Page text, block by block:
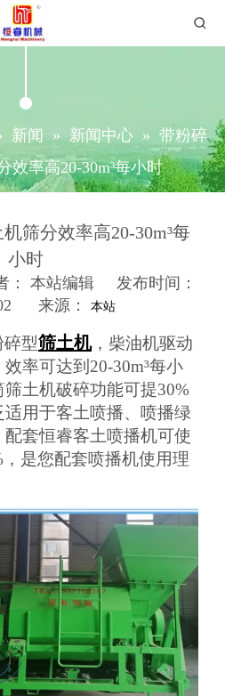
新闻 » 新闻中心 » 带粉碎
效率高20-30m³每小时
筛分效率高20-30m³每
小时
本站编辑 发布时间：
02 来源：
本站
型筛土机，柴油机驱动
率可达到 20-30m³每小
土机破碎功能可提30%
用于客土喷播、喷播绿
套恒睿客土喷播机可使
，是您配套喷播机使用理